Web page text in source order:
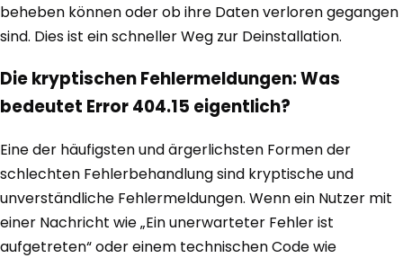
beheben können oder ob ihre Daten verloren gegangen
sind. Dies ist ein schneller Weg zur Deinstallation.
Die kryptischen Fehlermeldungen: Was
bedeutet Error 404.15 eigentlich?
Eine der häufigsten und ärgerlichsten Formen der
schlechten Fehlerbehandlung sind kryptische und
unverständliche Fehlermeldungen. Wenn ein Nutzer mit
einer Nachricht wie „Ein unerwarteter Fehler ist
aufgetreten“ oder einem technischen Code wie